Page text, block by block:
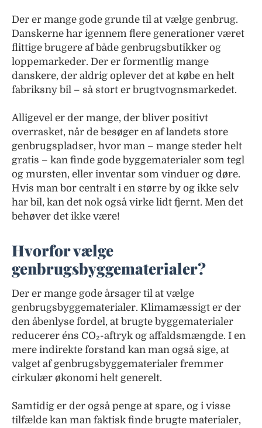
Der er mange gode grunde til at vælge genbrug.
Danskerne har igennem flere generationer været
flittige brugere af både genbrugsbutikker og
loppemarkeder. Der er formentlig mange
danskere, der aldrig oplever det at købe en helt
fabriksny bil – så stort er brugtvognsmarkedet.
Alligevel er der mange, der bliver positivt
overrasket, når de besøger en af landets store
genbrugspladser, hvor man – mange steder helt
gratis – kan finde gode byggematerialer som tegl
og mursten, eller inventar som vinduer og døre.
Hvis man bor centralt i en større by og ikke selv
har bil, kan det nok også virke lidt fjernt. Men det
behøver det ikke være!
Hvorfor vælge
genbrugsbyggematerialer?
Der er mange gode årsager til at vælge
genbrugsbyggematerialer. Klimamæssigt er der
den åbenlyse fordel, at brugte byggematerialer
reducerer éns CO₂-aftryk og affaldsmængde. I en
mere indirekte forstand kan man også sige, at
valget af genbrugsbyggematerialer fremmer
cirkulær økonomi helt generelt.
Samtidig er der også penge at spare, og i visse
tilfælde kan man faktisk finde brugte materialer,